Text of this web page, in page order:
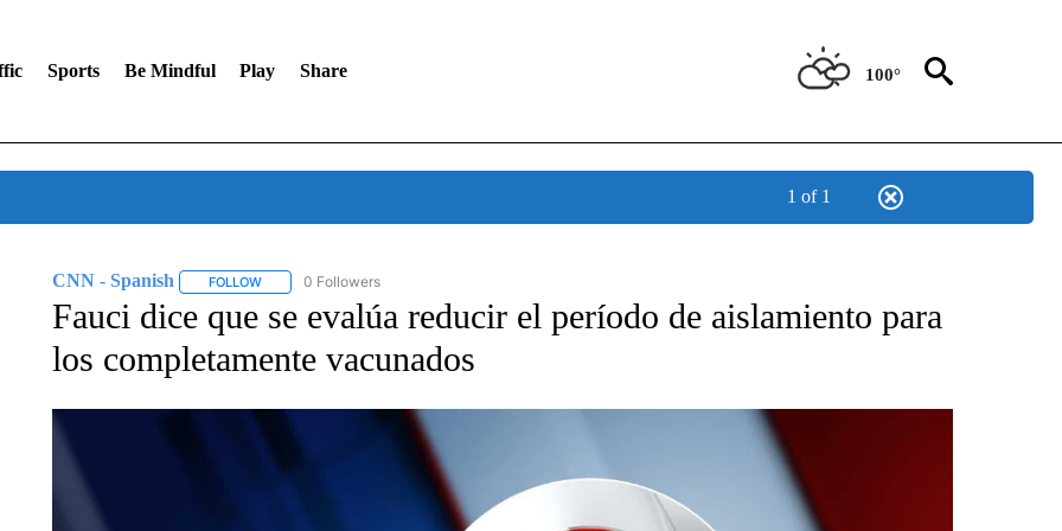
Sports Be Mindful Play Share 100°
1 of 1
CNN - Spanish FOLLOWFOLLOW "CNN - SPANISH" TO RECEIVE NOTIFICATIONS ABOUT NEW PAGES ON "CNN - SPANISH".
0 Followers
Fauci dice que se evalúa reducir el período de aislamiento para
los completamente vacunados